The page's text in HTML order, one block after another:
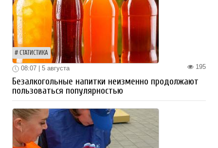
СТАТИСТИКА
195
08:07 | 5 августа
Безалкогольные напитки неизменно продолжают
пользоваться популярностью